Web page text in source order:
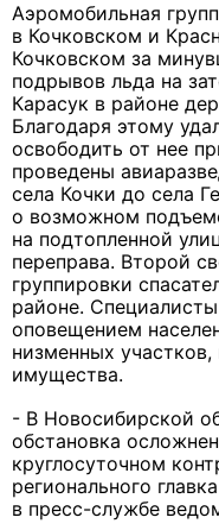
Аэромобильная
в Кочковском и
Кочковском за
подрывов льда на
Карасук в районе
Благодаря этому
освободить от нее
проведены
села Кочки до села
о возможном
на подтопленной
переправа. Второй
группировки
районе.
оповещением
низменных
имущества.
- В Новосибирской
обстановка
круглосуточном
регионального
в пресс-службе